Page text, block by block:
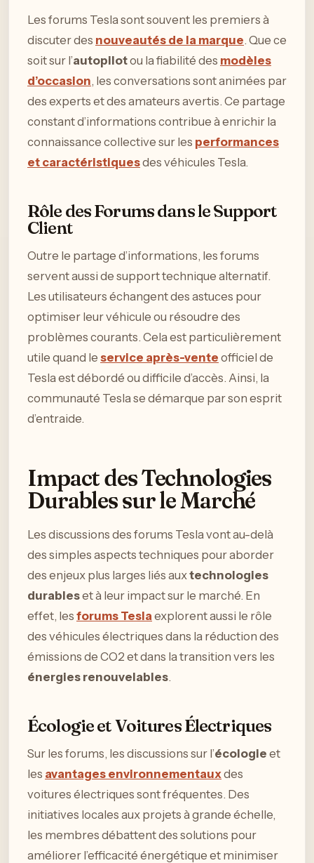
Les forums Tesla sont souvent les premiers à
discuter des nouveautés de la marque. Que ce
soit sur l’autopilotou la fiabilité des modèles
d’occasion, les conversations sont animées par
des experts et des amateurs avertis. Ce partage
constant d’informations contribue à enrichir la
connaissance collective sur les performances
et caractéristiquesdes véhicules Tesla.
Rôle des Forums dans le Support
Client
Outre le partage d’informations, les forums
servent aussi de support technique alternatif.
Les utilisateurs échangent des astuces pour
optimiser leur véhicule ou résoudre des
problèmes courants. Cela est particulièrement
utile quand le service après-vente officiel de
Tesla est débordé ou difficile d’accès. Ainsi, la
communauté Tesla se démarque par son esprit
d’entraide.
Impact des Technologies
Durables sur le Marché
Les discussions des forums Tesla vont au-delà
des simples aspects techniques pour aborder
des enjeux plus larges liés auxtechnologies
durableset à leur impact sur le marché. En
effet, les forums Tesla explorent aussi le rôle
des véhicules électriques dans la réduction des
émissions de CO2 et dans la transition vers les
énergies renouvelables.
Écologie et Voitures Électriques
Sur les forums, les discussions sur l’écologie et
les avantages environnementauxdes
voitures électriques sont fréquentes. Des
initiatives locales aux projets à grande échelle,
les membres débattent des solutions pour
améliorer l’efficacité énergétique et minimiser